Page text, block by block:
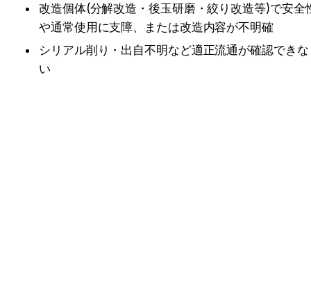
改造個体(分解改造・後玉研磨・絞り改造等)で安全
や通常使用に支障、または改造内容が不明確
シリアル削り・出自不明など適正流通が確認できな
い